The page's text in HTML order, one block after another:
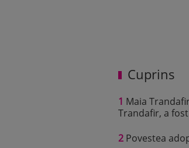
Cuprins
1 Maia
Trandafir, a
2 Povestea